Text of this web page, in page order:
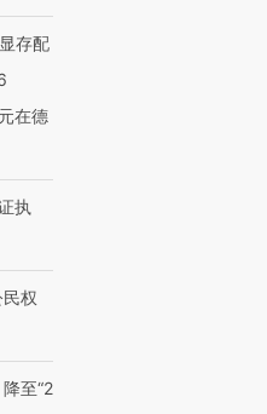
存配
在德
执
权
至“2